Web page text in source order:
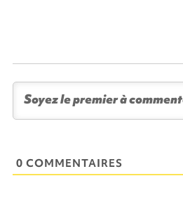
0 COMMENTAIRES